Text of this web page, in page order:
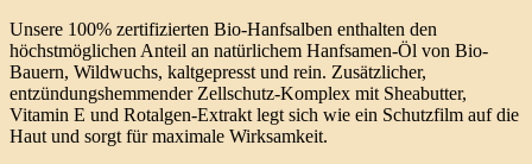
Unsere 100% zertifizierten Bio-Hanfsalben enthalten den
höchstmöglichen Anteil an natürlichem Hanfsamen-Öl von Bio-
Bauern, Wildwuchs, kaltgepresst und rein. Zusätzlicher,
entzündungshemmender Zellschutz-Komplex mit Sheabutter,
Vitamin E und Rotalgen-Extrakt legt sich wie ein Schutzfilm auf die
Haut und sorgt für maximale Wirksamkeit.